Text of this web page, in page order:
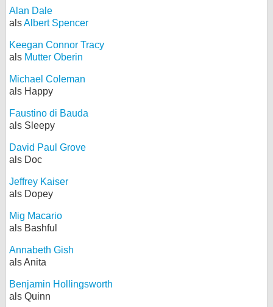
Alan Dale
alsAlbert Spencer
Keegan Connor Tracy
als Mutter Oberin
Michael Coleman
als Happy
Faustino di Bauda
als Sleepy
David Paul Grove
als Doc
Jeffrey Kaiser
als Dopey
Mig Macario
als Bashful
Annabeth Gish
als Anita
Benjamin Hollingsworth
als Quinn